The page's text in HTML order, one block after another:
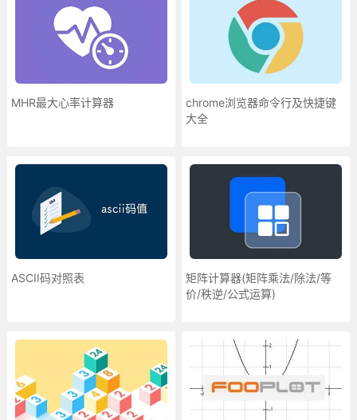
MHR最大心率计算器
chrome浏览器命令行及快捷键
大全
ASCII码对照表
矩阵计算器(矩阵乘法/除法/等
价/秩逆/公式运算)